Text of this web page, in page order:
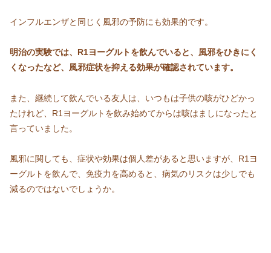
インフルエンザと同じく風邪の予防にも効果的です。
明治の実験では、R1ヨーグルトを飲んでいると、風邪をひきにく
くなったなど、風邪症状を抑える効果が確認されています。
また、継続して飲んでいる友人は、いつもは子供の咳がひどかっ
たけれど、R1ヨーグルトを飲み始めてからは咳はましになったと
言っていました。
風邪に関しても、症状や効果は個人差があると思いますが、R1ヨ
ーグルトを飲んで、免疫力を高めると、病気のリスクは少しでも
減るのではないでしょうか。